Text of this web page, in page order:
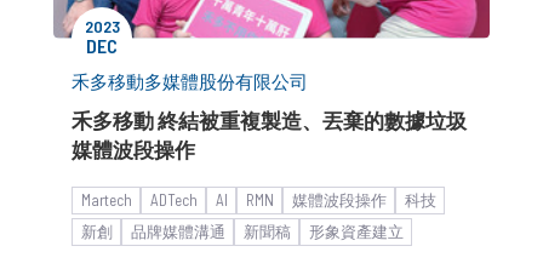
2023
DEC
禾多移動多媒體股份有限公司
禾多移動 終結被重複製造、丟棄的數據垃圾
媒體波段操作
Martech ADTech AI RMN 媒體波段操作
科技
新創
品牌媒體溝通 新聞稿
形象資產建立